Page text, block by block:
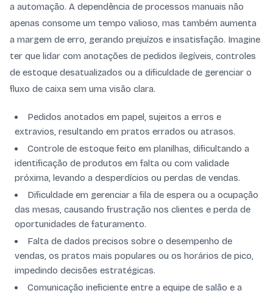
a automação. A dependência de processos manuais não
apenas consome um tempo valioso, mas também aumenta
a margem de erro, gerando prejuízos e insatisfação. Imagine
ter que lidar com anotações de pedidos ilegíveis, controles
de estoque desatualizados ou a dificuldade de gerenciar o
fluxo de caixa sem uma visão clara.
Pedidos anotados em papel, sujeitos a erros e
extravios, resultando em pratos errados ou atrasos.
Controle de estoque feito em planilhas, dificultando a
identificação de produtos em falta ou com validade
próxima, levando a desperdícios ou perdas de vendas.
Dificuldade em gerenciar a fila de espera ou a ocupação
das mesas, causando frustração nos clientes e perda de
oportunidades de faturamento.
Falta de dados precisos sobre o desempenho de
vendas, os pratos mais populares ou os horários de pico,
impedindo decisões estratégicas.
Comunicação ineficiente entre a equipe de salão e a